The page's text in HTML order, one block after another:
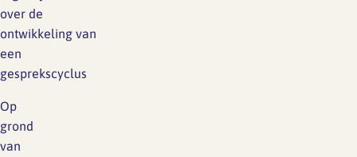
over de
ontwikkeling van
een
gesprekscyclus
Op
grond
van